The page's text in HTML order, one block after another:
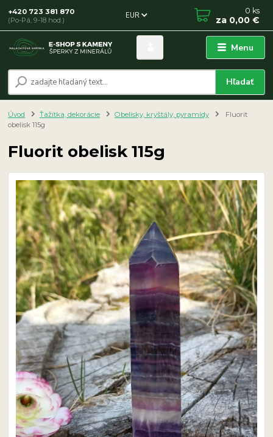
Menu
EUR
Hľadať
+420 723 381 870
(Po-Pá, 9-18 hod.)
0 ks
za 0,00 €
Úvod Ťažítka, dekorácie Obelisky, kryštály, pyramídy
Fluorit
obelisk 115g
Fluorit obelisk 115g